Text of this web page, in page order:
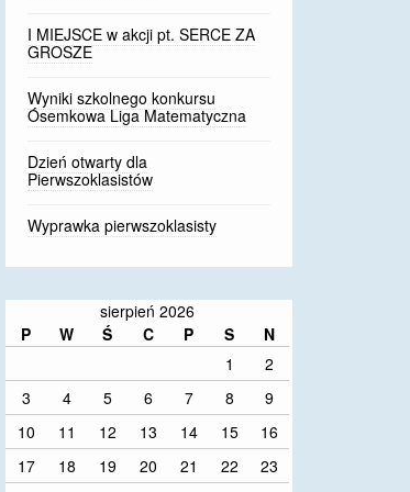
I MIEJSCE w akcji pt. SERCE ZA
GROSZE
Wyniki szkolnego konkursu
Ósemkowa Liga Matematyczna
Dzień otwarty dla
Pierwszoklasistów
Wyprawka pierwszoklasisty
sierpień 2026
P
W Ś C P S
N
1
2
3
4 5 6 7 8
9
10
11 12 13 14 15
16
17
18 19 20 21 22
23